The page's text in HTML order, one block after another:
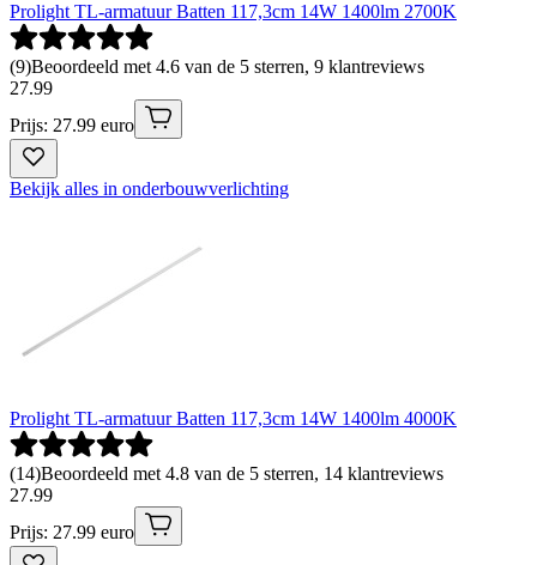
Prolight TL-armatuur Batten 117,3cm 14W 1400lm 2700K
(9)Beoordeeld met 4.6 van de 5 sterren, 9 klantreviews
27.99
Prijs: 27.99 euro
Bekijk alles in onderbouwverlichting
Prolight TL-armatuur Batten 117,3cm 14W 1400lm 4000K
(14)Beoordeeld met 4.8 van de 5 sterren, 14 klantreviews
27.99
Prijs: 27.99 euro